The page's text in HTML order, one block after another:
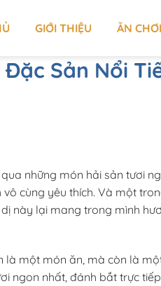
GIỚI THIỆU ĂN CHƠI
Sản Nổi
những món hải sản tươi
cùng yêu thích. Và một
này lại mang trong mình
là một món ăn, mà còn là
ngon nhất, đánh bắt trực